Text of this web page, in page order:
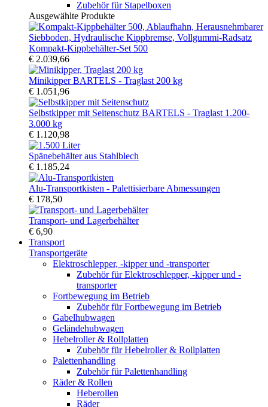
Zubehör für Stapelboxen
Ausgewählte Produkte
Kompakt-Kippbehälter-Set 500
€ 2.039,66
Minikipper BARTELS - Traglast 200 kg
€ 1.051,96
Selbstkipper mit Seitenschutz BARTELS - Traglast 1.200-
3.000 kg
€ 1.120,98
Spänebehälter aus Stahlblech
€ 1.185,24
Alu-Transportkisten - Palettisierbare Abmessungen
€ 178,50
Transport- und Lagerbehälter
€ 6,90
Transport
Transportgeräte
Elektroschlepper, -kipper und -transporter
Zubehör für Elektroschlepper, -kipper und -
transporter
Fortbewegung im Betrieb
Zubehör für Fortbewegung im Betrieb
Gabelhubwagen
Geländehubwagen
Hebelroller & Rollplatten
Zubehör für Hebelroller & Rollplatten
Palettenhandling
Zubehör für Palettenhandling
Räder & Rollen
Heberollen
Räder